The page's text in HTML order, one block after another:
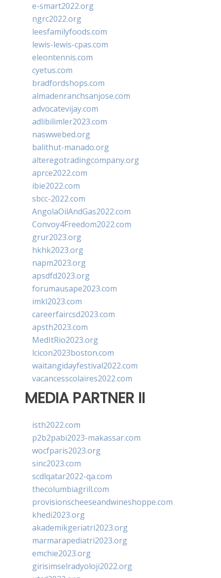
e-smart2022.org
ngrc2022.org
leesfamilyfoods.com
lewis-lewis-cpas.com
eleontennis.com
cyetus.com
bradfordshops.com
almadenranchsanjose.com
advocatevijay.com
adlibilimler2023.com
naswwebed.org
balithut-manado.org
alteregotradingcompany.org
aprce2022.com
ibie2022.com
sbcc-2022.com
AngolaOilAndGas2022.com
Convoy4Freedom2022.com
grur2023.org
hkhk2023.org
napm2023.org
apsdfd2023.org
forumausape2023.com
imkl2023.com
careerfaircsd2023.com
apsth2023.com
MedItRio2023.org
lcicon2023boston.com
waitangidayfestival2022.com
vacancesscolaires2022.com
MEDIA PARTNER II
isth2022.com
p2b2pabi2023-makassar.com
wocfparis2023.org
sinc2023.com
scdlqatar2022-qa.com
thecolumbiagrill.com
provisionscheeseandwineshoppe.com
khedi2023.org
akademikgeriatri2023.org
marmarapediatri2023.org
emchie2023.org
girisimselradyoloji2022.org